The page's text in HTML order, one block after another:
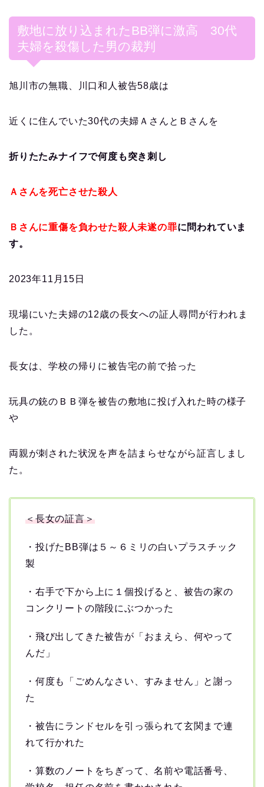
敷地に放り込まれたBB弾に激高 30代
夫婦を殺傷した男の裁判
旭川市の無職、川口和人被告58歳は
近くに住んでいた30代の夫婦ＡさんとＢさんを
折りたたみナイフで何度も突き刺し
Ａさんを死亡させた殺人
Ｂさんに重傷を負わせた殺人未遂の罪に問われていま
す。
2023年11月15日
現場にいた夫婦の12歳の長女への証人尋問が行われま
した。
長女は、学校の帰りに被告宅の前で拾った
玩具の銃のＢＢ弾を被告の敷地に投げ入れた時の様子
や
両親が刺された状況を声を詰まらせながら証言しまし
た。
＜長女の証言＞
・投げたBB弾は５～６ミリの白いプラスチック
製
・右手で下から上に１個投げると、被告の家の
コンクリートの階段にぶつかった
・飛び出してきた被告が「おまえら、何やって
んだ」
・何度も「ごめんなさい、すみません」と謝っ
た
・被告にランドセルを引っ張られて玄関まで連
れて行かれた
・算数のノートをちぎって、名前や電話番号、